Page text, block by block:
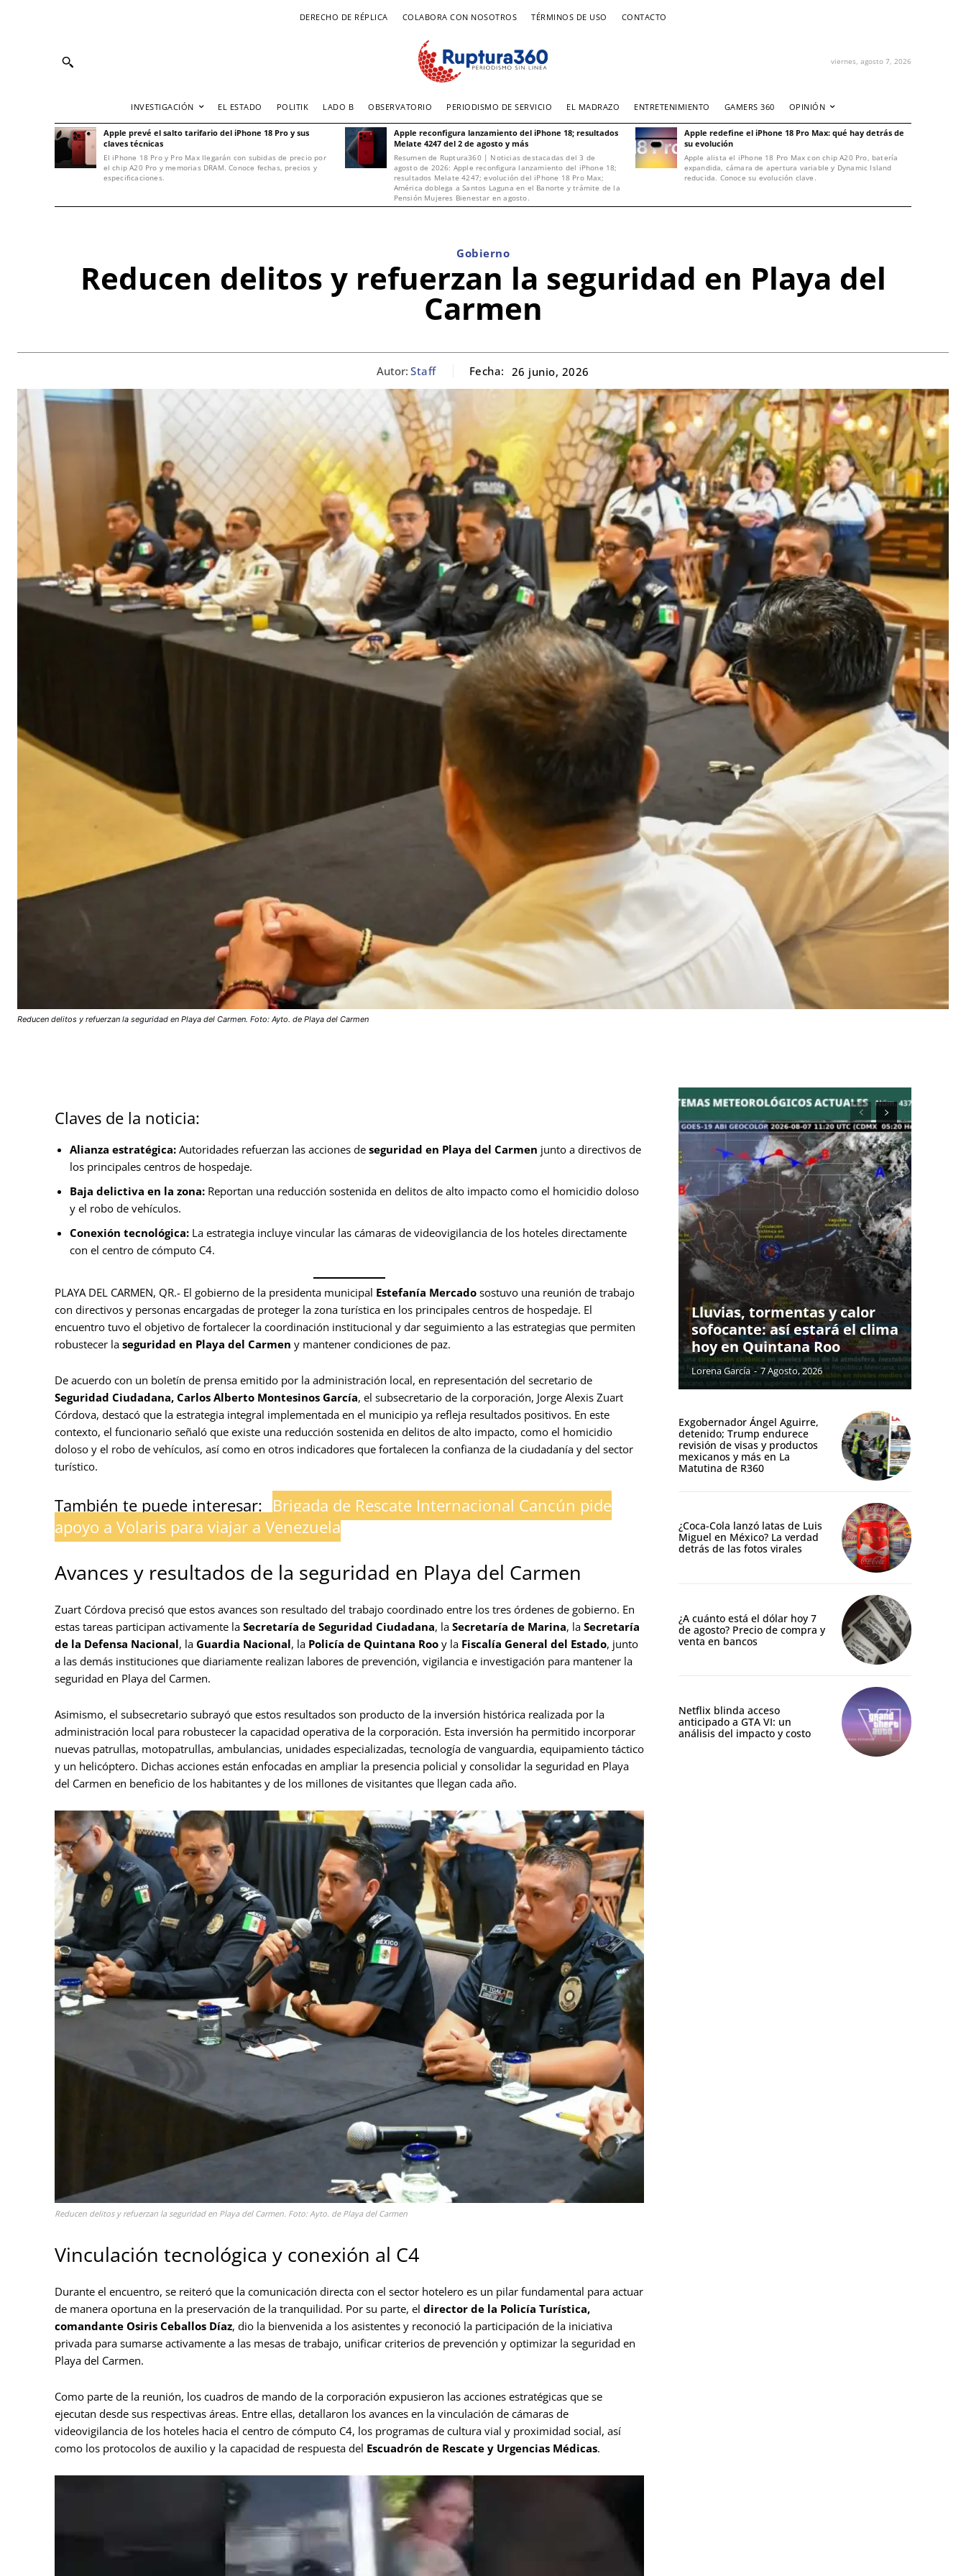
DERECHO DE RÉPLICA COLABORA CON NOSOTROS TÉRMINOS DE USO CONTACTO
viernes, agosto 7, 2026
INVESTIGACIÓN EL ESTADO POLITIK LADO B OBSERVATORIO PERIODISMO DE SERVICIO EL MADRAZO ENTRETENIMIENTO GAMERS 360 OPINIÓN
Apple prevé el salto tarifario del iPhone 18 Pro y sus
claves técnicas
El iPhone 18 Pro y Pro Max llegarán con subidas de precio por
el chip A20 Pro y memorias DRAM. Conoce fechas, precios y
especificaciones.
Apple reconfigura lanzamiento del iPhone 18; resultados
Melate 4247 del 2 de agosto y más
Resumen de Ruptura360 | Noticias destacadas del 3 de
agosto de 2026: Apple reconfigura lanzamiento del iPhone 18;
resultados Melate 4247; evolución del iPhone 18 Pro Max;
América doblega a Santos Laguna en el Banorte y trámite de la
Pensión Mujeres Bienestar en agosto.
Apple redefine el iPhone 18 Pro Max: qué hay detrás de
su evolución
Apple alista el iPhone 18 Pro Max con chip A20 Pro, batería
expandida, cámara de apertura variable y Dynamic Island
reducida. Conoce su evolución clave.
Gobierno
Reducen delitos y refuerzan la seguridad en Playa del
Carmen
Autor: Staff Fecha: 26 junio, 2026
Reducen delitos y refuerzan la seguridad en Playa del Carmen. Foto: Ayto. de Playa del Carmen
Claves de la noticia:
Alianza estratégica: Autoridades refuerzan las acciones de seguridad en Playa del Carmen junto a directivos de
los principales centros de hospedaje.
Baja delictiva en la zona: Reportan una reducción sostenida en delitos de alto impacto como el homicidio doloso
y el robo de vehículos.
Conexión tecnológica: La estrategia incluye vincular las cámaras de videovigilancia de los hoteles directamente
con el centro de cómputo C4.
PLAYA DEL CARMEN, QR.- El gobierno de la presidenta municipal Estefanía Mercado sostuvo una reunión de trabajo
con directivos y personas encargadas de proteger la zona turística en los principales centros de hospedaje. El
encuentro tuvo el objetivo de fortalecer la coordinación institucional y dar seguimiento a las estrategias que permiten
robustecer la seguridad en Playa del Carmen y mantener condiciones de paz.
De acuerdo con un boletín de prensa emitido por la administración local, en representación del secretario de
Seguridad Ciudadana, Carlos Alberto Montesinos García, el subsecretario de la corporación, Jorge Alexis Zuart
Córdova, destacó que la estrategia integral implementada en el municipio ya refleja resultados positivos. En este
contexto, el funcionario señaló que existe una reducción sostenida en delitos de alto impacto, como el homicidio
doloso y el robo de vehículos, así como en otros indicadores que fortalecen la confianza de la ciudadanía y del sector
turístico.
También te puede interesar: Brigada de Rescate Internacional Cancún pide
apoyo a Volaris para viajar a Venezuela
Avances y resultados de la seguridad en Playa del Carmen
Zuart Córdova precisó que estos avances son resultado del trabajo coordinado entre los tres órdenes de gobierno. En
estas tareas participan activamente la Secretaría de Seguridad Ciudadana, la Secretaría de Marina, la Secretaría
de la Defensa Nacional, la Guardia Nacional, la Policía de Quintana Roo y la Fiscalía General del Estado, junto
a las demás instituciones que diariamente realizan labores de prevención, vigilancia e investigación para mantener la
seguridad en Playa del Carmen.
Asimismo, el subsecretario subrayó que estos resultados son producto de la inversión histórica realizada por la
administración local para robustecer la capacidad operativa de la corporación. Esta inversión ha permitido incorporar
nuevas patrullas, motopatrullas, ambulancias, unidades especializadas, tecnología de vanguardia, equipamiento táctico
y un helicóptero. Dichas acciones están enfocadas en ampliar la presencia policial y consolidar la seguridad en Playa
del Carmen en beneficio de los habitantes y de los millones de visitantes que llegan cada año.
Reducen delitos y refuerzan la seguridad en Playa del Carmen. Foto: Ayto. de Playa del Carmen
Vinculación tecnológica y conexión al C4
Durante el encuentro, se reiteró que la comunicación directa con el sector hotelero es un pilar fundamental para actuar
de manera oportuna en la preservación de la tranquilidad. Por su parte, el director de la Policía Turística,
comandante Osiris Ceballos Díaz, dio la bienvenida a los asistentes y reconoció la participación de la iniciativa
privada para sumarse activamente a las mesas de trabajo, unificar criterios de prevención y optimizar la seguridad en
Playa del Carmen.
Como parte de la reunión, los cuadros de mando de la corporación expusieron las acciones estratégicas que se
ejecutan desde sus respectivas áreas. Entre ellas, detallaron los avances en la vinculación de cámaras de
videovigilancia de los hoteles hacia el centro de cómputo C4, los programas de cultura vial y proximidad social, así
como los protocolos de auxilio y la capacidad de respuesta del Escuadrón de Rescate y Urgencias Médicas.
Lluvias, tormentas y calor
sofocante: así estará el clima
hoy en Quintana Roo
Lorena García - 7 Agosto, 2026
Exgobernador Ángel Aguirre,
detenido; Trump endurece
revisión de visas y productos
mexicanos y más en La
Matutina de R360
¿Coca-Cola lanzó latas de Luis
Miguel en México? La verdad
detrás de las fotos virales
¿A cuánto está el dólar hoy 7
de agosto? Precio de compra y
venta en bancos
Netflix blinda acceso
anticipado a GTA VI: un
análisis del impacto y costo